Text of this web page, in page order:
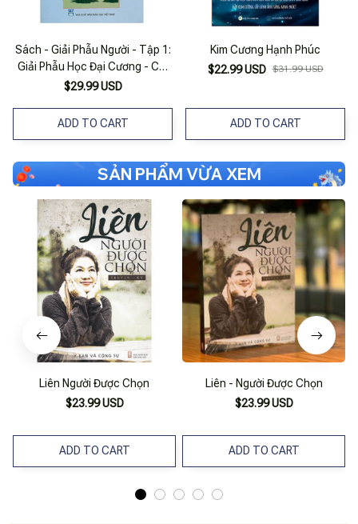
Sách - Giải Phẫu Người - Tập 1:
Giải Phẫu Học Đại Cương - Chi
Trên, Chi Dưới, Đầu, Mặt, Cổ
$29.99 USD
ADD TO CART
Kim Cương Hạnh Phúc
$22.99 USD $31.99 USD
ADD TO CART
SẢN PHẨM VỪA XEM
Liên Người Được Chọn
$23.99 USD
ADD TO CART
Liên - Người Được Chọn
$23.99 USD
ADD TO CART